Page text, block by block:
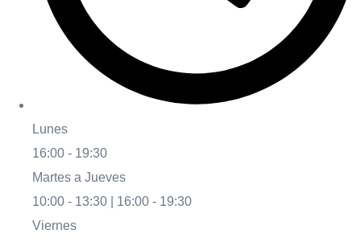
Lunes
16:00 - 19:30
Martes a Jueves
10:00 - 13:30 | 16:00 - 19:30
Viernes